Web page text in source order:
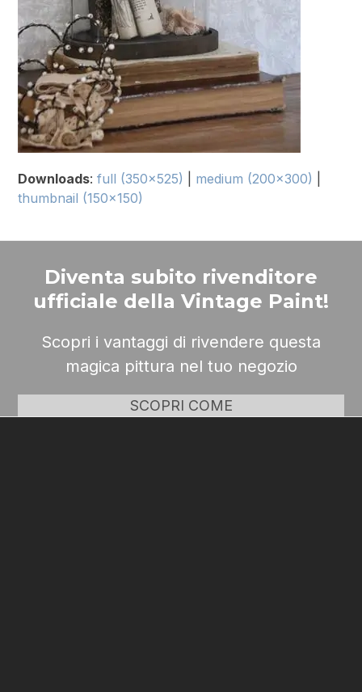
Downloads:full (350x525) medium (200x300)
thumbnail (150x150)
Diventa subito rivenditore
ufficiale della Vintage Paint!
Scopri i vantaggi di rivendere questa
magica pittura nel tuo negozio
SCOPRI COME